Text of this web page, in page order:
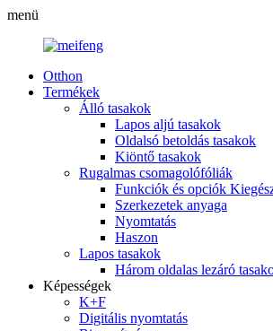
menü
Otthon
Termékek
Álló tasakok
Lapos aljú tasakok
Oldalsó betoldás tasakok
Kiöntő tasakok
Rugalmas csomagolófóliák
Funkciók és opciók
Szerkezetek anyaga
Nyomtatás
Haszon
Lapos tasakok
Három oldalas lezáró
Képességek
K+F
Digitális nyomtatás